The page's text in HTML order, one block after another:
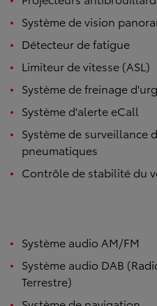
Système de vision
Détecteur de fatigue
Limiteur de vitesse (ASL)
Système de freinage
Système d'alerte eCall
Système de surveillance
pneumatiques
Contrôle de stabilité du
Système audio AM/FM
Système audio DAB
Terrestre)